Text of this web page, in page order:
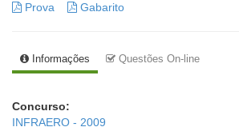
Prova Gabarito
Informações Questões On-line
Concurso:
INFRAERO - 2009